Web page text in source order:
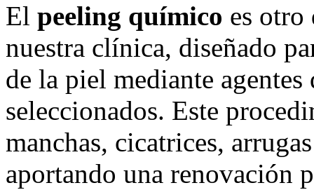
El peeling químico es otro
nuestra clínica, diseñado
de la piel mediante
seleccionados. Este
manchas, cicatrices,
aportando una renovación